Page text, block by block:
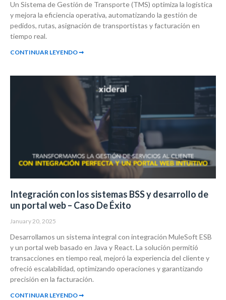
Un Sistema de Gestión de Transporte (TMS) optimiza la logística
y mejora la eficiencia operativa, automatizando la gestión de
pedidos, rutas, asignación de transportistas y facturación en
tiempo real.
CONTINUAR LEYENDO ➞
Integración con los sistemas BSS y desarrollo de
un portal web – Caso De Éxito
January 20, 2025
Desarrollamos un sistema integral con integración MuleSoft ESB
y un portal web basado en Java y React. La solución permitió
transacciones en tiempo real, mejoró la experiencia del cliente y
ofreció escalabilidad, optimizando operaciones y garantizando
precisión en la facturación.
CONTINUAR LEYENDO ➞